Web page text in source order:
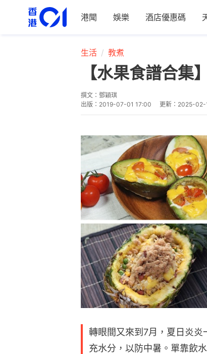
港聞 娛樂 酒店優惠碼
生活 教煮
【水果食譜合
撰文： 鄧穎琪
出版： 2019-07-01 17:00 更新： 2025-02-
轉眼間又來到7月，夏日炎
充水分，以防中暑。單靠飲